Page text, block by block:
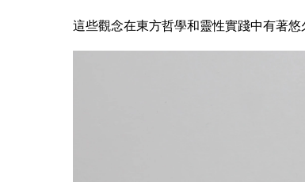
這些觀念在東方哲學和靈性實踐中有著